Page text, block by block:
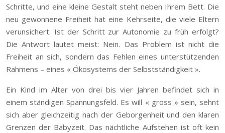
Schritte, und eine kleine Gestalt steht neben Ihrem Bett. Die
neu gewonnene Freiheit hat eine Kehrseite, die viele Eltern
verunsichert. Ist der Schritt zur Autonomie zu früh erfolgt?
Die Antwort lautet meist: Nein. Das Problem ist nicht die
Freiheit an sich, sondern das Fehlen eines unterstützenden
Rahmens – eines « Ökosystems der Selbstständigkeit ».
Ein Kind im Alter von drei bis vier Jahren befindet sich in
einem ständigen Spannungsfeld. Es will « gross » sein, sehnt
sich aber gleichzeitig nach der Geborgenheit und den klaren
Grenzen der Babyzeit. Das nächtliche Aufstehen ist oft kein